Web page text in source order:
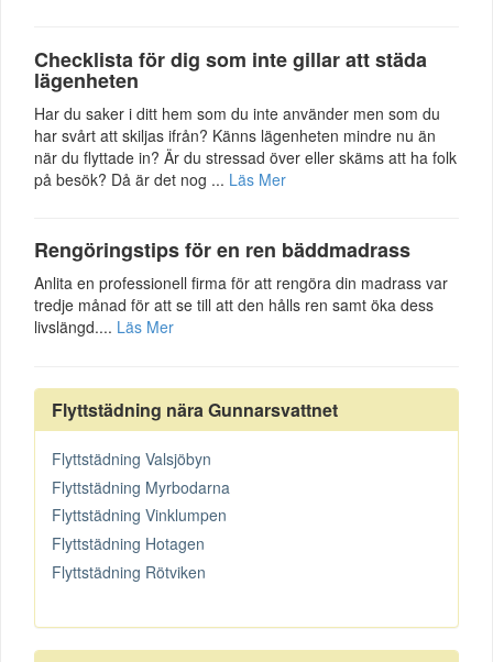
Checklista för dig som inte gillar att städa
lägenheten
Har du saker i ditt hem som du inte använder men som du
har svårt att skiljas ifrån? Känns lägenheten mindre nu än
när du flyttade in? Är du stressad över eller skäms att ha folk
på besök? Då är det nog ... Läs Mer
Rengöringstips för en ren bäddmadrass
Anlita en professionell firma för att rengöra din madrass var
tredje månad för att se till att den hålls ren samt öka dess
livslängd.... Läs Mer
Flyttstädning nära Gunnarsvattnet
Flyttstädning Valsjöbyn
Flyttstädning Myrbodarna
Flyttstädning Vinklumpen
Flyttstädning Hotagen
Flyttstädning Rötviken